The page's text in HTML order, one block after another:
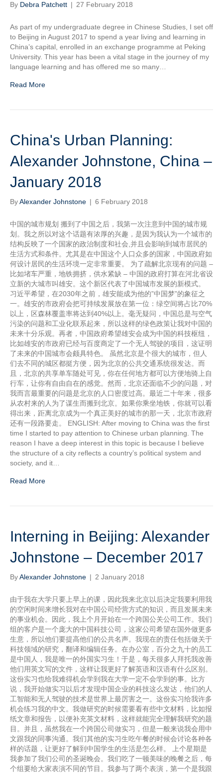
By Debra Patchett | 27 February 2018
As part of my undergraduate degree in Chinese Studies, I set off
to Beijing in August 2017 to spend a year living and learning in
China’s capital, enrolled in an exchange programme at Peking
University. This year has been a vital stage in the journey of my
language learning and has offered me so many…
Read More
China's Urban Planning:
Alexander Johnstone, China –
January 2018
ByAlexander Johnstone | 6 February 2018
中国的城市规划 搬到了中国之后，我第一次注意到中国的城市规
划。我之所以对这个话题有浓厚的兴趣，是因为我认为一个城市的
结构反映了一个国家的政治制度和社会,并且会影响到城市居民的
生活方式和条件。尤其是在中国这个人口众多的国家，中国政府如
何设计居民的生活环境一定非常重要。 为了疏解北京现有的问题 –
比如堵车严重，地铁拥挤，供水紧缺 – 中国的政府打算在河北省设
立新的大城市叫雄安。这个新区代表了中国城市发展的新模式。
习近平希望，在2030年之前，雄安能成为他的”中国梦”的象征之
一。雄安的市政府会把可持续发展放在第一位：绿空间将占比70%
以上，区森林覆盖率将达到40%以上。毫无疑问，中国总是与空气
污染的问题和工业化联系起来，所以这样的绿色政策让我对中国的
未来十分乐观。再者，中国政府希望雄安会成为中国的科技枢纽，
比如雄安的市政府已经与百度商定了一个无人驾驶的项目，这证明
了未来的中国城市会颇具特色。 虽然北京是个很大的城市，但人
们去不同的城区都挺方便，因为北京的公共交通系统很发达。而
且，北京的共享单车随处可见，你在任何地方都可以方便地骑上自
行车，让你有自由自在的感觉。然而，北京还面临不少的问题，对
我而言最重要的问题是北京的人口密度过高。最近二十年来，很多
从农村来的人为了谋生而搬到北京。如果你乘坐地铁，你就可以看
得出来，距离北京成为一个真正美好的城市的那一天，北京市政府
还有一段路要走。 ENGLISH: After moving to China was the first
time I started to pay attention to Chinese urban planning. The
reason I have a deep interest in this topic is because I believe
the structure of a city reflects a country’s political system and
society, and it…
Read More
Interning in Beijing: Alexander
Johnstone – December 2017
ByAlexander Johnstone | 2 January 2018
由于我在大学只要上早上的课，因此我来北京以后决定我要利用我
的空闲时间来增长我对在中国公司经营方式的知识，而且发展未来
的事业机会。因此，我上个月开始在一个跨国公关公司工作。我们
组的客户是一个庞大的中国科技公司，这家公司希望在国外做更多
生意，所以他们要提高他们的公共名声。我现在的责任包括做关于
科技领域的研究，翻译和编辑任务。在办公室，百分之九十的员工
是中国人，我是唯一的外国实习生！于是，每天很多人拜托我改善
他们用英文写的文件，这样让我更好了解英语和汉语有什么区别。
这份实习也给我难得机会学到我在大学一定不会学到的事。比方
说，我开始做实习以后才发现中国企业的科技这么发达，他们的人
工智能和无人驾驶的技术是世界上最厉害之一。这份实习给我许多
机会练习我的中文。我做研究的时候需要看有些中文材料，比如报
纸文章和报告，以便补充英文材料，这样就能完全理解我研究的题
目。并且，虽然我在一个跨国公司做实习，但是一般来说我会用中
文跟我的同事沟通。我们其他的实习生吃午餐的时候会讨论各种各
样的话题，让更好了解到中国学生的生活是怎么样。 上个星期是
我参加了我们公司的圣诞晚会。我们吃了一顿美味的晚餐之后，每
个组要给大家表演不同的节目。我参与了两个表演，第一个是我跟